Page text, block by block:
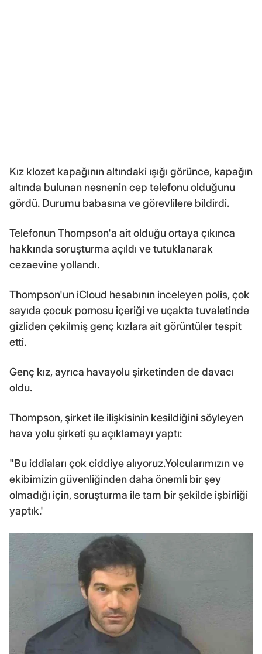
Kız klozet kapağının altındaki ışığı görünce, kapağın
altında bulunan nesnenin cep telefonu olduğunu
gördü. Durumu babasına ve görevlilere bildirdi.
Telefonun Thompson'a ait olduğu ortaya çıkınca
hakkında soruşturma açıldı ve tutuklanarak
cezaevine yollandı.
Thompson'un iCloud hesabının inceleyen polis, çok
sayıda çocuk pornosu içeriği ve uçakta tuvaletinde
gizliden çekilmiş genç kızlara ait görüntüler tespit
etti.
Genç kız, ayrıca havayolu şirketinden de davacı
oldu.
Thompson, şirket ile ilişkisinin kesildiğini söyleyen
hava yolu şirketi şu açıklamayı yaptı:
"Bu iddiaları çok ciddiye alıyoruz.Yolcularımızın ve
ekibimizin güvenliğinden daha önemli bir şey
olmadığı için, soruşturma ile tam bir şekilde işbirliği
yaptık.'